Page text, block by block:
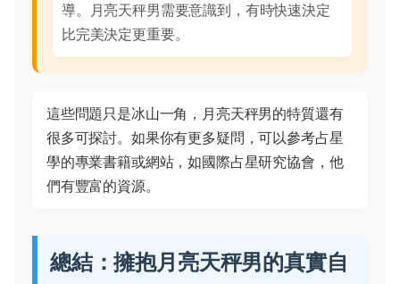
導。月亮天秤男需要意識到，有時快速決定
比完美決定更重要。
這些問題只是冰山一角，月亮天秤男的特質還有
很多可探討。如果你有更多疑問，可以參考占星
學的專業書籍或網站，如國際占星研究協會，他
們有豐富的資源。
總結：擁抱月亮天秤男的真實自